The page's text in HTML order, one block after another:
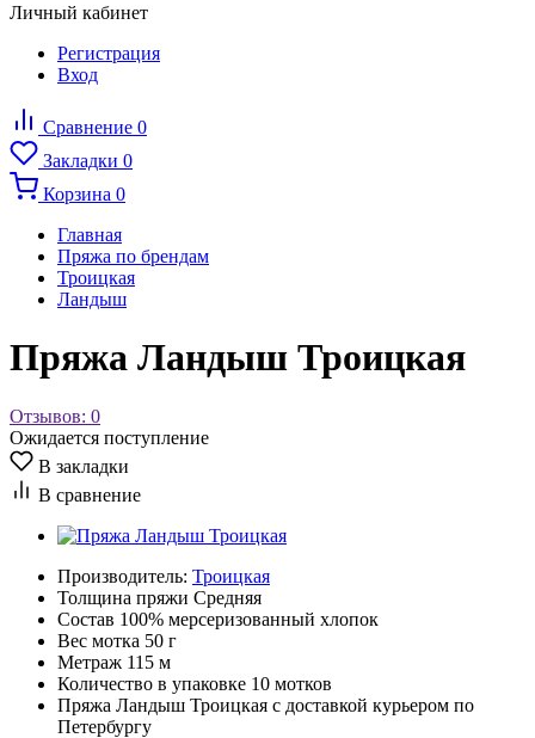
Личный кабинет
Регистрация
Вход
Сравнение 0
Закладки 0
Корзина 0
Главная
Пряжа по брендам
Троицкая
Ландыш
Пряжа Ландыш Троицкая
Отзывов: 0
Ожидается поступление
В закладки
В сравнение
Производитель: Троицкая
Толщина пряжи Средняя
Состав 100% мерсеризованный хлопок
Вес мотка 50 г
Метраж 115 м
Количество в упаковке 10 мотков
Пряжа Ландыш Троицкая с доставкой курьером по
Петербургу